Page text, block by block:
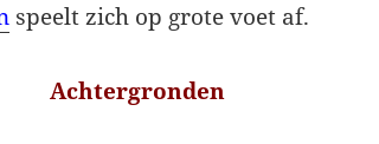
speelt zich op grote voet af.
Achtergronden